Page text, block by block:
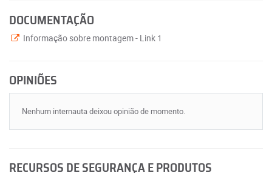
DOCUMENTAÇÃO
Informação sobre montagem - Link 1
OPINIÕES
Nenhum internauta deixou opinião de momento.
RECURSOS DE SEGURANÇA E PRODUTOS